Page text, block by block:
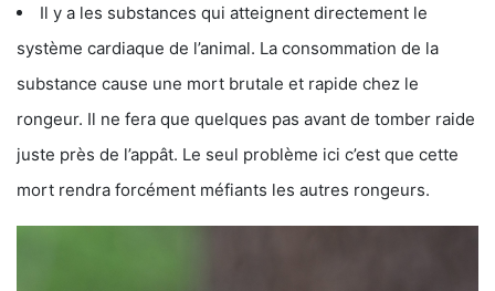
Il y a les substances qui atteignent directement le
système cardiaque de l’animal. La consommation de la
substance cause une mort brutale et rapide chez le
rongeur. Il ne fera que quelques pas avant de tomber raide
juste près de l’appât. Le seul problème ici c’est que cette
mort rendra forcément méfiants les autres rongeurs.